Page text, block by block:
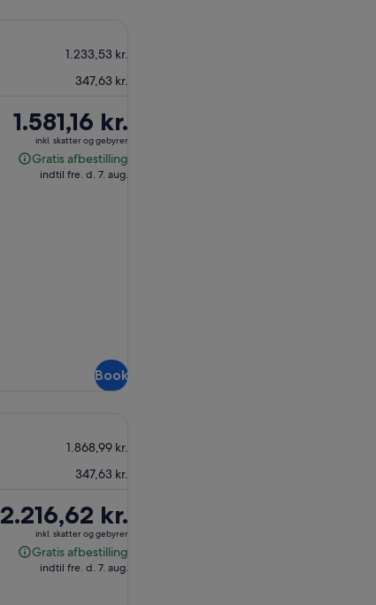
1.233,53 kr.
347,63 kr.
Prisen
er
1.581,16 kr.
1.581,16 kr.
inkl. skatter og gebyrer
Gratis afbestilling
Gratis
indtil fre. d. 7. aug.
Book
1.868,99 kr.
347,63 kr.
Prisen
er
2.216,62 kr.
2.216,62 kr.
inkl. skatter og gebyrer
Gratis afbestilling
Gratis
indtil fre. d. 7. aug.